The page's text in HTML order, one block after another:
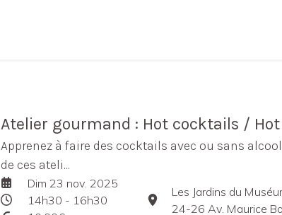
Atelier gourmand : Hot cocktails /
Apprenez à faire des cocktails avec ou sans
de ces ateli...
Dim 23 nov. 2025
14h30 - 16h30
Les Jardins du
24-26 Av. Maurice Bourgès-